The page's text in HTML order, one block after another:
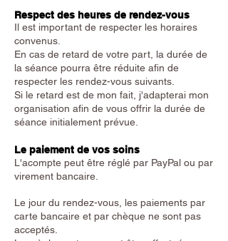
Respect des heures de rendez-vous
Il est important de respecter les horaires
convenus.
En cas de retard de votre part, la durée de
la séance pourra être réduite afin de
respecter les rendez-vous suivants.
Si le retard est de mon fait, j'adapterai mon
organisation afin de vous offrir la durée de
séance initialement prévue.
Le paiement de vos soins
L'acompte peut être réglé par PayPal ou par
virement bancaire.
Le jour du rendez-vous, les paiements par
carte bancaire et par chèque ne sont pas
acceptés.